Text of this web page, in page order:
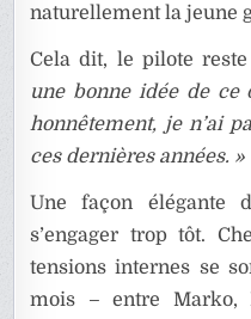
naturellement la jeune
Cela dit, le pilote
une bonne idée de
honnêtement, je n’ai
ces dernières années. »
Une façon élégante
s’engager trop tôt.
tensions internes se
mois – entre Marko,